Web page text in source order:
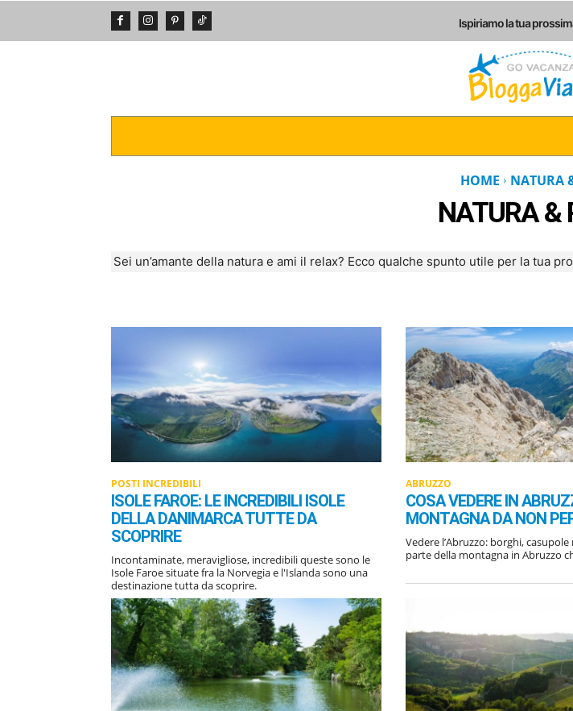
Ispiriamo la tua
HOME NATURA
NATURA &
Sei un’amante della natura e ami il relax? Ecco qualche spunto utile per la tua
POSTI INCREDIBILI
ISOLE FAROE: LE INCREDIBILI ISOLE
DELLA DANIMARCA TUTTE DA
SCOPRIRE
Incontaminate, meravigliose, incredibili queste sono le
Isole Faroe situate fra la Norvegia e l'Islanda sono una
destinazione tutta da scoprire.
ABRUZZO
COSA VEDERE IN
MONTAGNA DA NON
Vedere l’Abruzzo: borghi,
parte della montagna in Abruzzo